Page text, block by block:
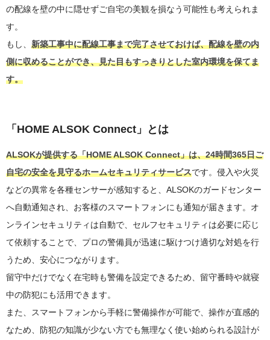
の配線を壁の中に隠せずご自宅の美観を損なう可能性も考えられま
す。
もし、 新築工事中に配線工事まで完了させておけば、配線を壁の内
側に収めることができ、見た目もすっきりとした室内環境を保てま
す。
「HOME ALSOK Connect」とは
ALSOKが提供する「HOME ALSOK Connect」は、24時間365日ご
自宅の安全を見守るホームセキュリティサービスです。侵入や火災
などの異常を各種センサーが感知すると、ALSOKのガードセンター
へ自動通知され、お客様のスマートフォンにも通知が届きます。オ
ンラインセキュリティは自動で、セルフセキュリティは必要に応じ
て依頼することで、プロの警備員が迅速に駆けつけ適切な対処を行
うため、安心につながります。
留守中だけでなく在宅時も警備を設定できるため、留守番時や就寝
中の防犯にも活用できます。
また、スマートフォンから手軽に警備操作が可能で、操作が直感的
なため、防犯の知識が少ない方でも無理なく使い始められる設計が